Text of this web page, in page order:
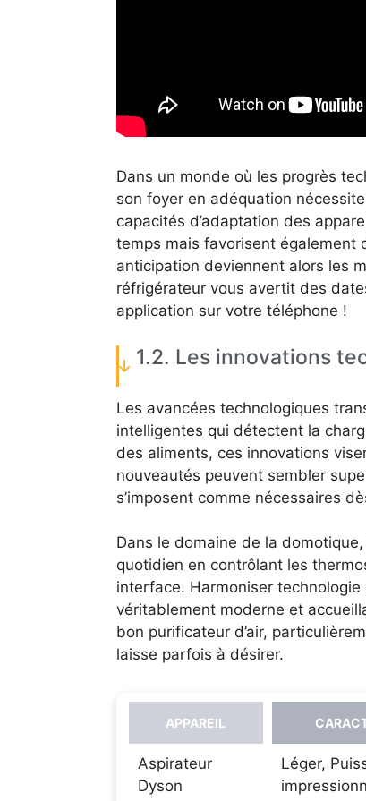
Dans un monde où les progrès
son foyer en adéquation
capacités d’adaptation des
temps mais favorisent également
anticipation deviennent alors les
réfrigérateur vous avertit des
application sur votre téléphone !
1.2. Les innovations
Les avancées technologiques
intelligentes qui détectent la
des aliments, ces innovations
nouveautés peuvent sembler
s’imposent comme nécessaires
Dans le domaine de la
quotidien en contrôlant les
interface. Harmoniser
véritablement moderne et
bon purificateur d’air,
laisse parfois à désirer.
APPAREIL
Aspirateur
Dyson
Léger,